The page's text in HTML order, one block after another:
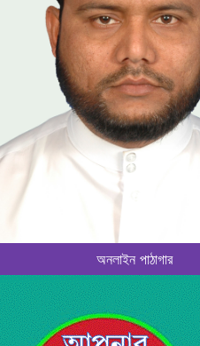
অনলাইন পাঠাগার